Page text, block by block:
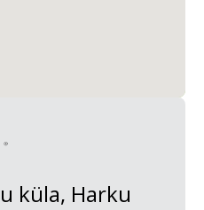
küla, Harku